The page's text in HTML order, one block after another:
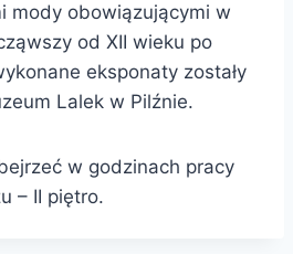
mody obowiązującymi w
od XII wieku po
eksponaty zostały
Lalek w Pilźnie.
w godzinach pracy
– II piętro.